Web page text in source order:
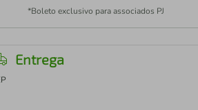
*Boleto exclusivo para associados PJ
Entrega